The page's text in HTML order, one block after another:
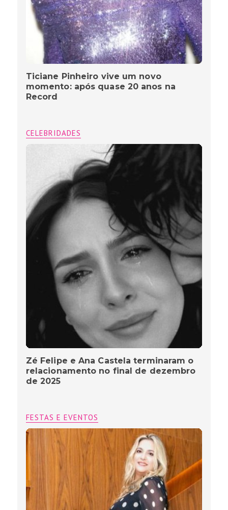
Ticiane Pinheiro vive um novo
momento: após quase 20 anos na
Record
CELEBRIDADES
Zé Felipe e Ana Castela terminaram o
relacionamento no final de dezembro
de 2025
FESTAS E EVENTOS